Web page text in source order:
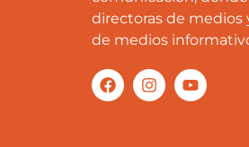
directoras de medios
de medios